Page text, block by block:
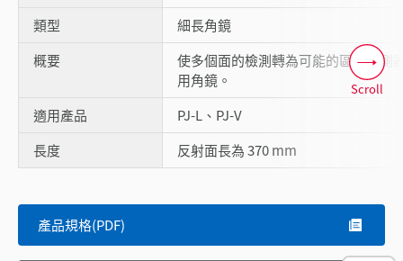
類型
細長角鏡
概要
使多個面的檢測轉為可能的區域感測
用角鏡。
適用產品
PJ-L、PJ-V
長度
反射面長為 370 mm
Scroll
產品規格(PDF)